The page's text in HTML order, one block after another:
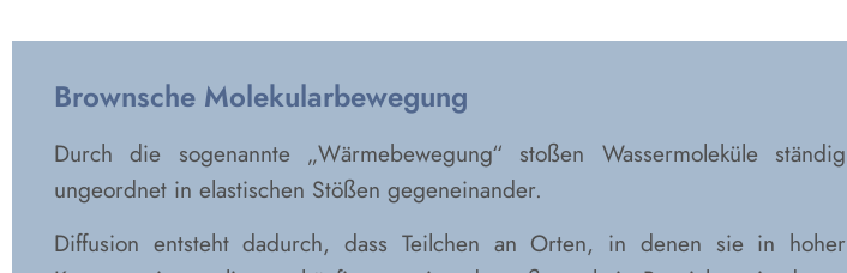
Brownsche Molekularbewegung
Durch die sogenannte „Wärmebewegung“ stoßen Wassermoleküle ständig
ungeordnet in elastischen Stößen gegeneinander.
Diffusion entsteht dadurch, dass Teilchen an Orten, in denen sie in hoher